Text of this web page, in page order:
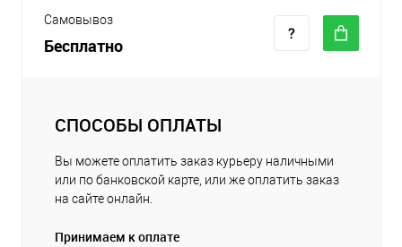
Самовывоз
Бесплатно
СПОСОБЫ ОПЛАТЫ
Вы можете оплатить заказ курьеру наличными
или по банковской карте, или же оплатить заказ
на сайте онлайн.
Принимаем к оплате